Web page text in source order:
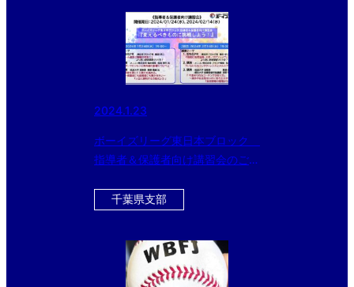
2024.1.23
ボーイズリーグ東日本ブロック
指導者＆保護者向け講習会のご案
千葉県支部